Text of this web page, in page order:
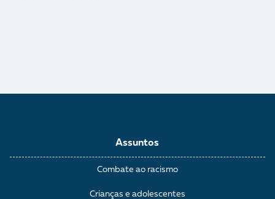
Assuntos
Combate ao racismo
Crianças e adolescentes